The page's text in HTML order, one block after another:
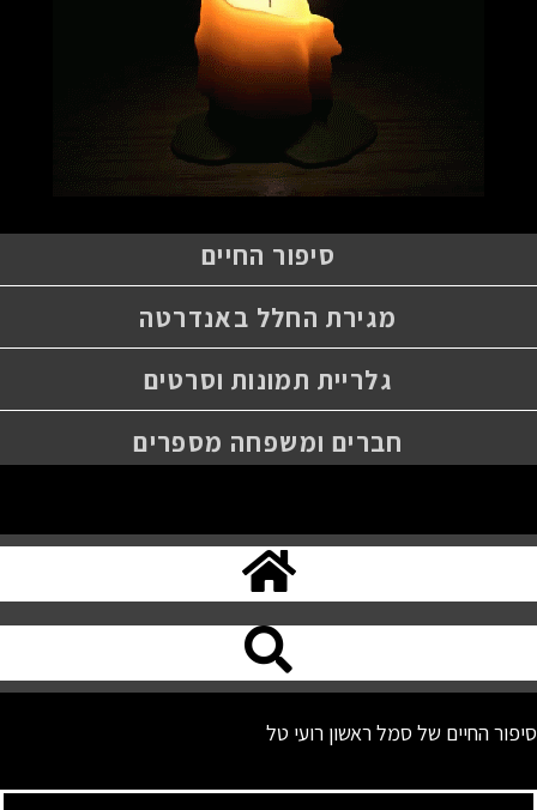
סיפור החיים
מגירת החלל באנדרטה
גלריית תמונות וסרטים
חברים ומשפחה מספרים
סיפור החיים של סמל ראשון רועי טל